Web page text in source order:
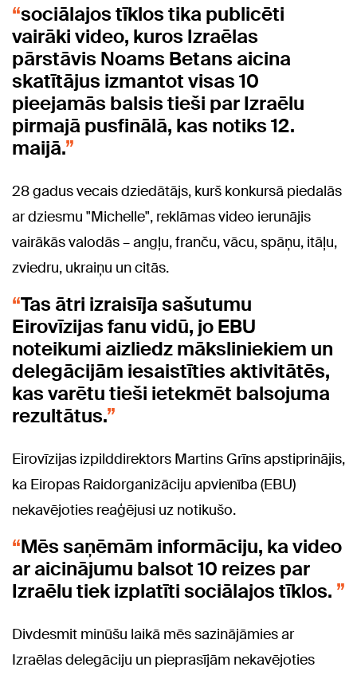
sociālajos tīklos tika publicēti
vairāki video, kuros Izraēlas
pārstāvis Noams Betans aicina
skatītājus izmantot visas 10
pieejamās balsis tieši par Izraēlu
pirmajā pusfinālā, kas notiks 12.
maijā.
28 gadus vecais dziedātājs, kurš konkursā piedalās
ar dziesmu "Michelle", reklāmas video ierunājis
vairākās valodās – angļu, franču, vācu, spāņu, itāļu,
zviedru, ukraiņu un citās.
Tas ātri izraisīja sašutumu
Eirovīzijas fanu vidū, jo EBU
noteikumi aizliedz māksliniekiem un
delegācijām iesaistīties aktivitātēs,
kas varētu tieši ietekmēt balsojuma
rezultātus.
Eirovīzijas izpilddirektors Martins Grīns apstiprinājis,
ka Eiropas Raidorganizāciju apvienība (EBU)
nekavējoties reaģējusi uz notikušo.
Mēs saņēmām informāciju, ka video
ar aicinājumu balsot 10 reizes par
Izraēlu tiek izplatīti sociālajos tīklos.
Divdesmit minūšu laikā mēs sazinājāmies ar
Izraēlas delegāciju un pieprasījām nekavējoties